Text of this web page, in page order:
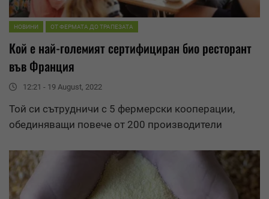
НОВИНИ ОТ ФЕРМАТА ДО ТРАПЕЗАТА
Кой е най-големият сертифициран био ресторант
във Франция
12:21 - 19 August, 2022
Той си сътрудничи с 5 фермерски кооперации,
обединяващи повече от 200 производители